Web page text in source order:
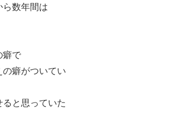
数年間は
癖で
の癖がついてい
と思っていた